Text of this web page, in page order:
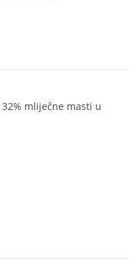
mliječne masti u